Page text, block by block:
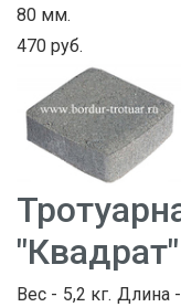
80 мм.
470 руб.
Вес - 5,2 кг.